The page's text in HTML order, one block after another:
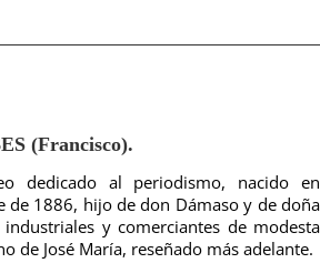
(Francisco).
dedicado al periodismo, nacido en
de 1886, hijo de don Dámaso y de doña
industriales y comerciantes de modesta
de José María, reseñado más adelante.